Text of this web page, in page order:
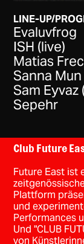
LINE-UP/
Evaluvfrog
ISH (live)
Matias
Sanna Mun
Sam Eyvaz
Sepehr
Club Future
Future East ist
Plattform
und
Performances
Und "CLUB
von